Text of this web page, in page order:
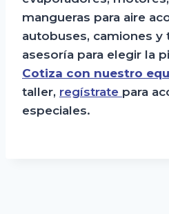
mangueras para aire
autobuses, camiones y
asesoría para elegir la
Cotiza con nuestro
taller, regístrate para
especiales.